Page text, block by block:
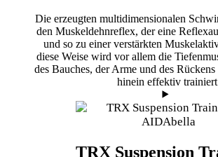
Die erzeugten multidimensionalen
den Muskeldehnreflex, der eine
und so zu einer verstärkten
diese Weise wird vor allem die
des Bauches, der Arme und des
hinein effektiv
TRX Suspension